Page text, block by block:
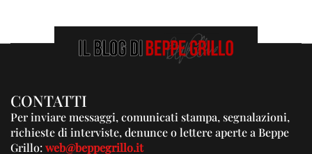
CONTATTI
Per inviare messaggi, comunicati stampa, segnalazioni,
richieste di interviste, denunce o lettere aperte a Beppe
Grillo:web@beppegrillo.it